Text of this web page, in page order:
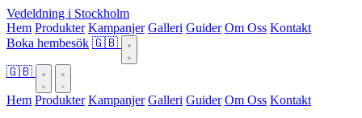
Vedeldning i Stockholm
Hem Produkter Kampanjer Galleri Guider Om Oss Kontakt
Boka hembesök 🇬🇧
🇬🇧
Hem Produkter Kampanjer Galleri Guider Om Oss Kontakt